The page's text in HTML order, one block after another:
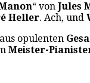
“ von Jules
Heller. Ach, und
opulenten
Meister-